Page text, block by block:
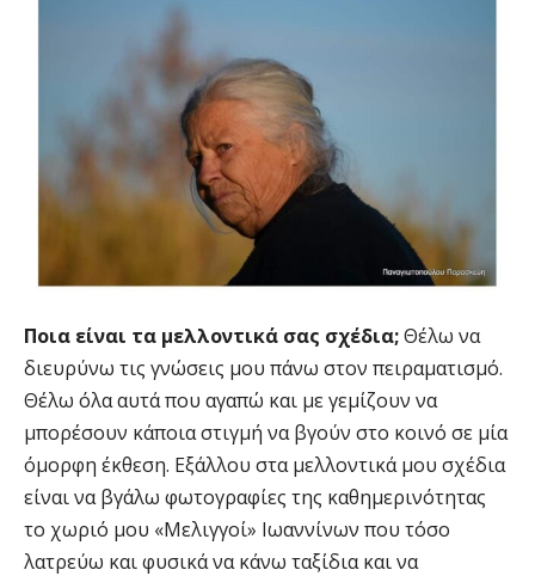
Ποια είναι τα μελλοντικά σας σχέδια;Θέλω να
διευρύνω τις γνώσεις μου πάνω στον πειραματισμό.
Θέλω όλα αυτά που αγαπώ και με γεμίζουν να
μπορέσουν κάποια στιγμή να βγούν στο κοινό σε μία
όμορφη έκθεση. Εξάλλου στα μελλοντικά μου σχέδια
είναι να βγάλω φωτογραφίες της καθημερινότητας
το χωριό μου «Μελιγγοί» Ιωαννίνων που τόσο
λατρεύω και φυσικά να κάνω ταξίδια και να